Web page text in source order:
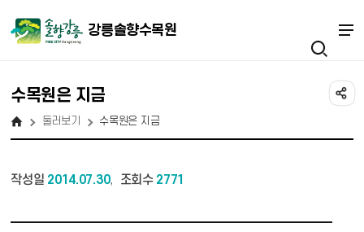
강릉솔향수목원
수목원은 지금
둘러보기 수목원은 지금
작성일 2014.07.30, 조회수 2771